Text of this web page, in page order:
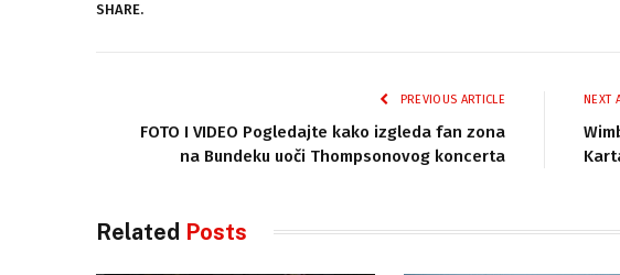
SHARE.
PREVIOUS ARTICLE
FOTO I VIDEO Pogledajte kako izgleda fan zona
na Bundeku uoči Thompsonovog koncerta
NEXT
Related Posts